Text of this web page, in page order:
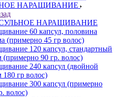
НАРАЩИВАНИЕ
НАРАЩИВАНИЕ
60 капсул, половина
(примерно 45 гр волос)
120 капсул, стандартный
(примерно 90 гр. волос)
240 капсул (двойной
180 гр волос)
300 капсул (примерно
волос)